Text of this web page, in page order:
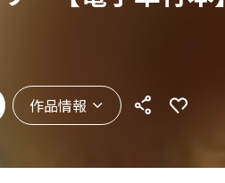
作品情報